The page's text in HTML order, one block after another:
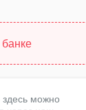
здесь можно